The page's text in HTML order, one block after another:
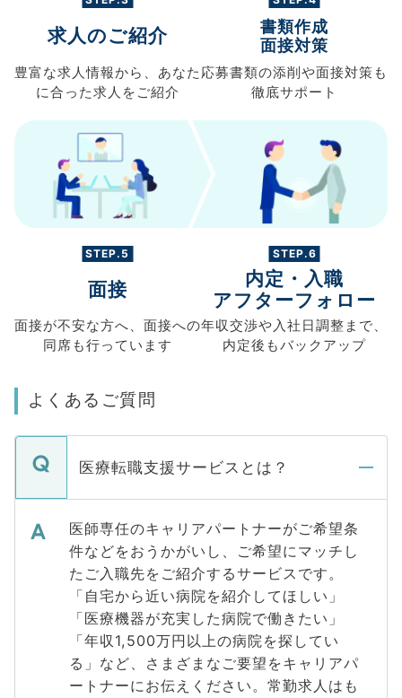
求人のご紹介
豊富な求人情報から、 あなた
に合った求人を ご紹介
書類作成
面接対策
応募書類の添削や面接対策も
徹底サポート
STEP.5
面接
面接が不安な方へ、 面接への
同席も行っています
STEP.6
内定・入職
アフターフォロー
年収交渉や入社日調整まで、
内定後もバックアップ
よくあるご質問
医療転職支援サービスとは？
医師専任のキャリアパートナーがご希望条
件などをおうかがいし、ご希望にマッチし
たご入職先をご紹介するサービスです。
「自宅から近い病院を紹介してほしい」
「医療機器が充実した病院で働きたい」
「年収1,500万円以上の病院を探してい
る」など、さまざまなご要望をキャリアパ
ートナーにお伝えください。常勤求人はも